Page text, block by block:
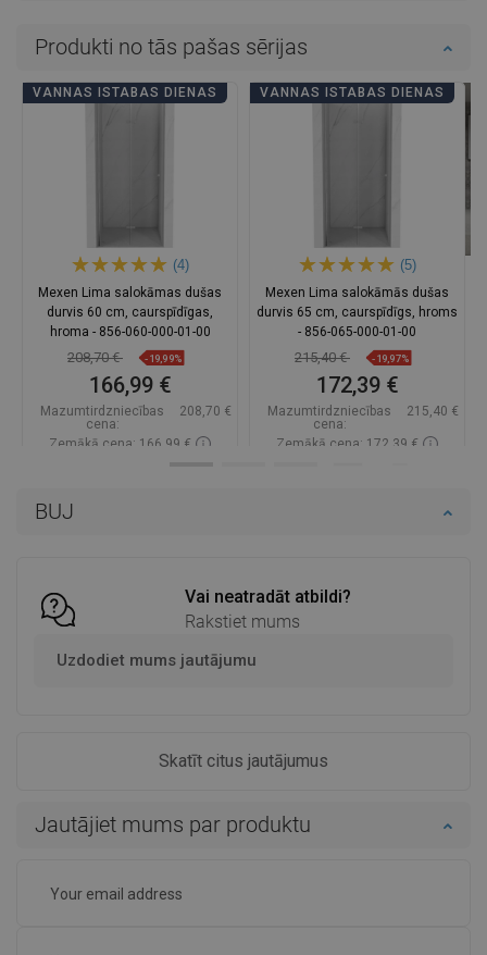
BUJ
Vai neatradāt atbildi?
Rakstiet mums
Uzdodiet mums jautājumu
Skatīt citus jautājumus
Jautājiet mums par produktu
Produkti no tās pašas sērijas
VANNAS ISTABAS DIENAS
(4)
Mexen Lima salokāmas dušas
durvis 60 cm, caurspīdīgas,
hroma - 856-060-000-01-00
208,70 € -19,99%
166,99 €
Mazumtirdzniecības
cena:
208,70 €
Zemākā cena: 166,99 €
VANNAS ISTABAS DIENAS
(5)
Mexen Lima salokāmās dušas
durvis 65 cm, caurspīdīgs, hroms
- 856-065-000-01-00
215,40 € -19,97%
172,39 €
Mazumtirdzniecības
cena:
215,40 €
Zemākā cena: 172,39 €